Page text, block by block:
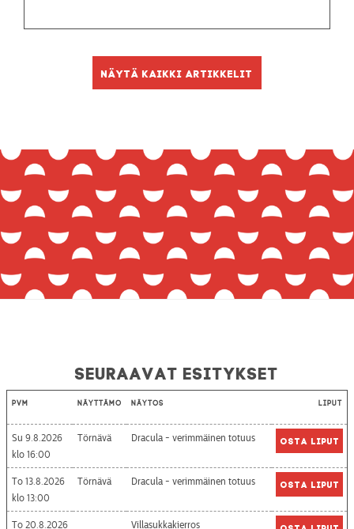
Näytä kaikki artikkelit
Seuraavat esitykset
Pvm Näyttämö Näytös Liput
Su 9.8.2026
16:00
Törnävä Dracula - verimmäinen totuus Osta liput
To 13.8.2026
13:00
Törnävä Dracula - verimmäinen totuus Osta liput
To 20.8.2026
Villasukkakierros
Osta liput